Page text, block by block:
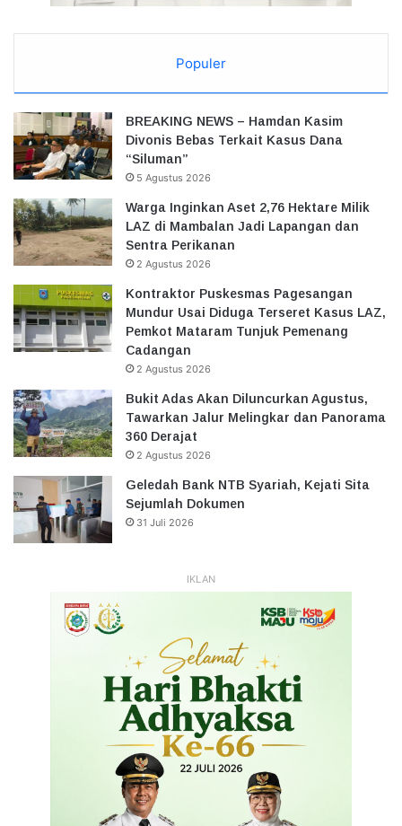
Populer
BREAKING NEWS – Hamdan Kasim
Divonis Bebas Terkait Kasus Dana
“Siluman”
5 Agustus 2026
Warga Inginkan Aset 2,76 Hektare Milik
LAZ di Mambalan Jadi Lapangan dan
Sentra Perikanan
2 Agustus 2026
Kontraktor Puskesmas Pagesangan
Mundur Usai Diduga Terseret Kasus LAZ,
Pemkot Mataram Tunjuk Pemenang
Cadangan
2 Agustus 2026
Bukit Adas Akan Diluncurkan Agustus,
Tawarkan Jalur Melingkar dan Panorama
360 Derajat
2 Agustus 2026
Geledah Bank NTB Syariah, Kejati Sita
Sejumlah Dokumen
31 Juli 2026
IKLAN